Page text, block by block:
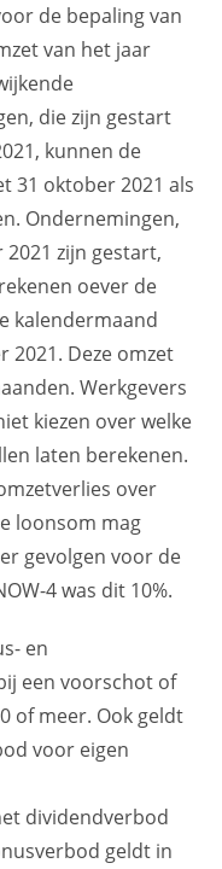
de bepaling van
van het jaar
die zijn gestart
kunnen de
31 oktober 2021 als
Ondernemingen,
zijn gestart,
oever de
kalendermaand
2021. Deze omzet
Werkgevers
kiezen over welke
laten berekenen.
over
loonsom mag
gevolgen voor de
4 was dit 10%.
en
een voorschot of
of meer. Ook geldt
voor eigen
dividendverbod
geldt in